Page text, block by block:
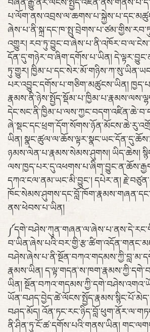
འགྱུར།
དོན་དུ་གཉེར་བ་ཞིག་དགོས་པ་ཡིན།
ཏུ་གྱུར།
པར་འབྱུང་དགོས་པ་གཅིག་མཚུངས་ཡིན།
ཡིན།
ཉམས་ལེན་པ་རྣམས་སེམས་ཤུགས། ཡིད་ཆེས།
དཀའ་ངལ་ནམ་ཡང་མི་བྱུང་། དཔེར་ན།
ནས་ཕེབས་པ་ཡིན།
རྣམས་ཡིན།
ཡིན།
བཤད་མོད།
ནི་ཤིན་ཏུ་ངོ་ཚ་དགོས་པའི་གནས་ཡིན།